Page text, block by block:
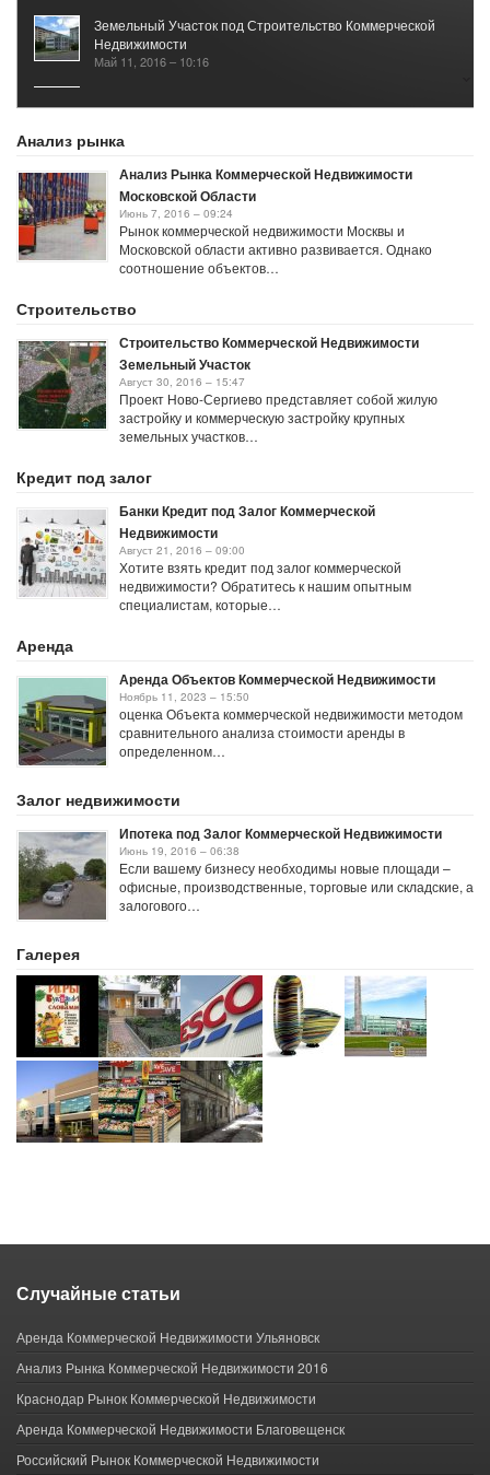
Земельный Участок под Строительство Коммерческой
Недвижимости
Май 11, 2016 – 10:16
Январь 25, 2021 – 05:40
Анализ рынка
Анализ Рынка Коммерческой Недвижимости
Московской Области
Июнь 7, 2016 – 09:24
Рынок коммерческой недвижимости Москвы и
Московской области активно развивается. Однако
соотношение объектов…
Строительство
Строительство Коммерческой Недвижимости
Земельный Участок
Август 30, 2016 – 15:47
Проект Ново-Сергиево представляет собой жилую
застройку и коммерческую застройку крупных
земельных участков…
Кредит под залог
Банки Кредит под Залог Коммерческой
Недвижимости
Август 21, 2016 – 09:00
Хотите взять кредит под залог коммерческой
недвижимости? Обратитесь к нашим опытным
специалистам, которые…
Аренда
Аренда Объектов Коммерческой Недвижимости
Ноябрь 11, 2023 – 15:50
оценка Объекта коммерческой недвижимости методом
сравнительного анализа стоимости аренды в
определенном…
Залог недвижимости
Ипотека под Залог Коммерческой Недвижимости
Июнь 19, 2016 – 06:38
Если вашему бизнесу необходимы новые площади –
офисные, производственные, торговые или складские, а
залогового…
Галерея
Случайные статьи
Аренда Коммерческой Недвижимости Ульяновск
Анализ Рынка Коммерческой Недвижимости 2016
Краснодар Рынок Коммерческой Недвижимости
Аренда Коммерческой Недвижимости Благовещенск
Российский Рынок Коммерческой Недвижимости